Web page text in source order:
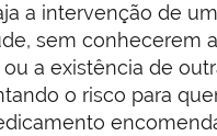
a intervenção de
sem conhecerem
a existência de
o risco para